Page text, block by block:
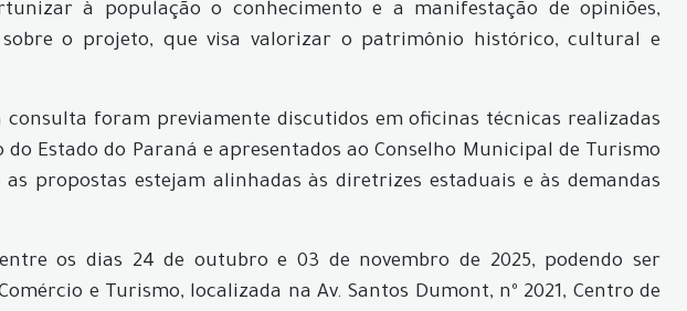
à população o conhecimento e a manifestação de opiniões,
sobre o projeto, que visa valorizar o patrimônio histórico, cultural e
consulta foram previamente discutidos em oficinas técnicas realizadas
Estado do Paraná e apresentados ao Conselho Municipal de Turismo
as propostas estejam alinhadas às diretrizes estaduais e às demandas
os dias 24 de outubro e 03 de novembro de 2025, podendo ser
e Turismo, localizada na Av. Santos Dumont, nº 2021, Centro de